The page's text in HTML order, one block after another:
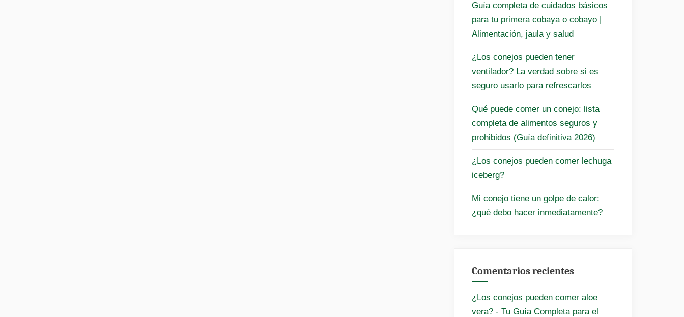
Guía completa de cuidados básicos
para tu primera cobaya o cobayo |
Alimentación, jaula y salud
¿Los conejos pueden tener
ventilador? La verdad sobre si es
seguro usarlo para refrescarlos
Qué puede comer un conejo: lista
completa de alimentos seguros y
prohibidos (Guía definitiva 2026)
¿Los conejos pueden comer lechuga
iceberg?
Mi conejo tiene un golpe de calor:
¿qué debo hacer inmediatamente?
Comentarios recientes
¿Los conejos pueden comer aloe
vera? - Tu Guía Completa para el